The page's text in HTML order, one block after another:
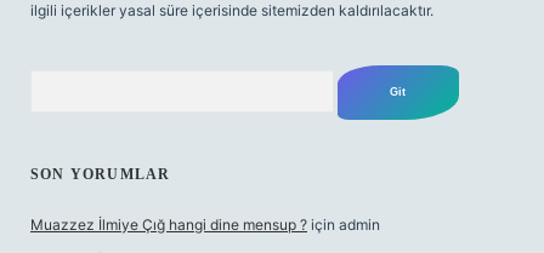
ilgili içerikler yasal süre içerisinde sitemizden kaldırılacaktır.
SON YORUMLAR
Muazzez İlmiye Çığ hangi dine mensup ? için admin